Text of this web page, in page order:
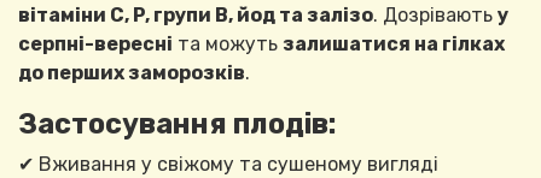
вітаміни C, P, групи B, йод та залізо. Дозрівають у
серпні-вересні та можуть залишатися на гілках
до перших заморозків.
Застосування плодів:
✔ Вживання у свіжому та сушеному вигляді